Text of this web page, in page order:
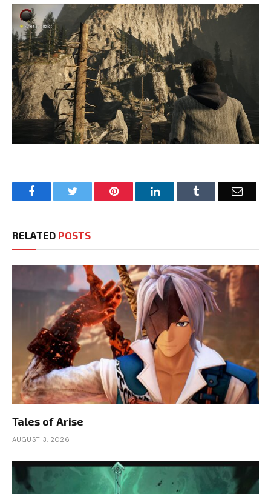
FacebookTwitter Pinterest LinkedInTumblr Email
RELATED POSTS
Tales of Arise
AUGUST 3, 2026